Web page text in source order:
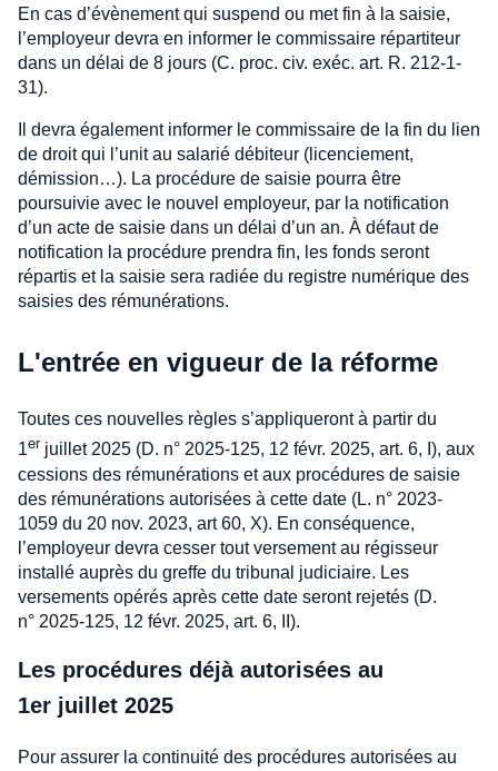
En cas d’évènement qui suspend ou met fin à la saisie,
l’employeur devra en informer le commissaire répartiteur
dans un délai de 8 jours (C. proc. civ. exéc. art. R. 212-1-
31).
Il devra également informer le commissaire de la fin du lien
de droit qui l’unit au salarié débiteur (licenciement,
démission…). La procédure de saisie pourra être
poursuivie avec le nouvel employeur, par la notification
d’un acte de saisie dans un délai d’un an. À défaut de
notification la procédure prendra fin, les fonds seront
répartis et la saisie sera radiée du registre numérique des
saisies des rémunérations.
L'entrée en vigueur de la réforme
Toutes ces nouvelles règles s’appliqueront à partir du
1er juillet 2025 (D. n° 2025-125, 12 févr. 2025, art. 6, I), aux
cessions des rémunérations et aux procédures de saisie
des rémunérations autorisées à cette date (L. n° 2023-
1059 du 20 nov. 2023, art 60, X). En conséquence,
l’employeur devra cesser tout versement au régisseur
installé auprès du greffe du tribunal judiciaire. Les
versements opérés après cette date seront rejetés (D.
n° 2025-125, 12 févr. 2025, art. 6, II).
Les procédures déjà autorisées au
1er juillet 2025
Pour assurer la continuité des procédures autorisées au